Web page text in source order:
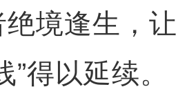
境逢生，让
”得以延续。